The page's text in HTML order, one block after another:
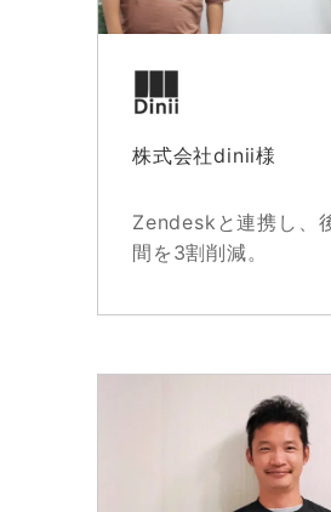
株式会社dinii様
Zendeskと連携し、
間を3割削減。